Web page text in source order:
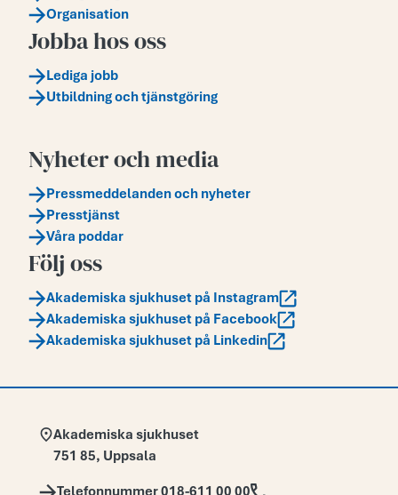
Organisation
Jobba hos oss
Lediga jobb
Utbildning och tjänstgöring
Nyheter och media
Pressmeddelanden och nyheter
Presstjänst
Våra poddar
Följ oss
Akademiska sjukhuset på Instagram
Akademiska sjukhuset på Facebook
Akademiska sjukhuset på Linkedin
Adress:
Akademiska sjukhuset
751 85, Uppsala
Telefon: